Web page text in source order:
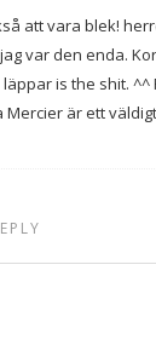
att vara blek!
var den enda.
is the shit. ^^
Mercier är ett